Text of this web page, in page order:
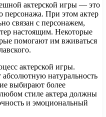
актерской игры — это
персонажа. При этом актер
связан с персонажем,
настоящим. Некоторые
помогают им вживаться
актерской игры.
натуральность
выбирают более
стиле актера должны
и эмоциональный